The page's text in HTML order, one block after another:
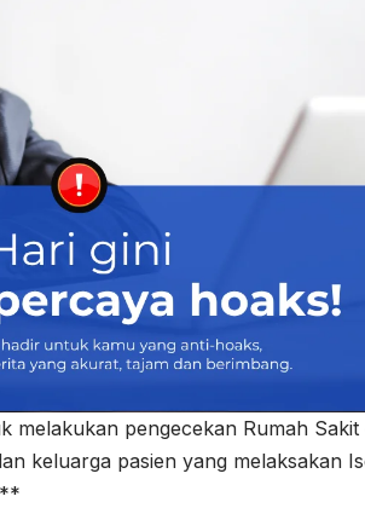
melakukan pengecekan Rumah
keluarga pasien yang melaksakan